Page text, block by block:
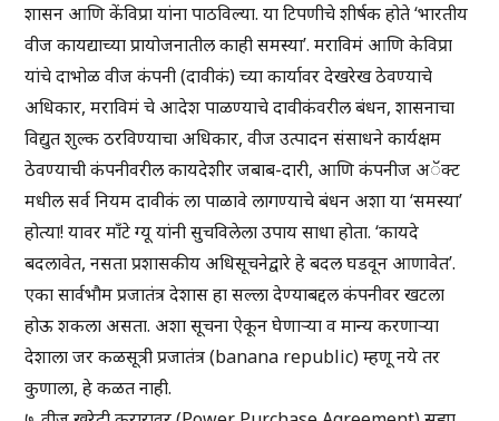
शासन आणि केंविप्रा यांना पाठविल्या. या टिपणीचे शीर्षक होते ‘भारतीय
वीज कायद्याच्या प्रायोजनातील काही समस्या’. मराविमं आणि केविप्रा
यांचे दाभोळ वीज कंपनी (दावीकं) च्या कार्यावर देखरेख ठेवण्याचे
अधिकार, मराविमं चे आदेश पाळण्याचे दावीकंवरील बंधन, शासनाचा
विद्युत शुल्क ठरविण्याचा अधिकार, वीज उत्पादन संसाधने कार्यक्षम
ठेवण्याची कंपनीवरील कायदेशीर जबाब-दारी, आणि कंपनीज अॅक्ट
मधील सर्व नियम दावीकं ला पाळावे लागण्याचे बंधन अशा या ‘समस्या’
होत्या! यावर माँटे ग्यू यांनी सुचविलेला उपाय साधा होता. ‘कायदे
बदलावेत, नसता प्रशासकीय अधिसूचनेद्वारे हे बदल घडवून आणावेत’.
एका सार्वभौम प्रजातंत्र देशास हा सल्ला देण्याबद्दल कंपनीवर खटला
होऊ शकला असता. अशा सूचना ऐकून घेणाऱ्या व मान्य करणाऱ्या
देशाला जर कळसूत्री प्रजातंत्र (banana republic) म्हणू नये तर
कुणाला, हे कळत नाही.